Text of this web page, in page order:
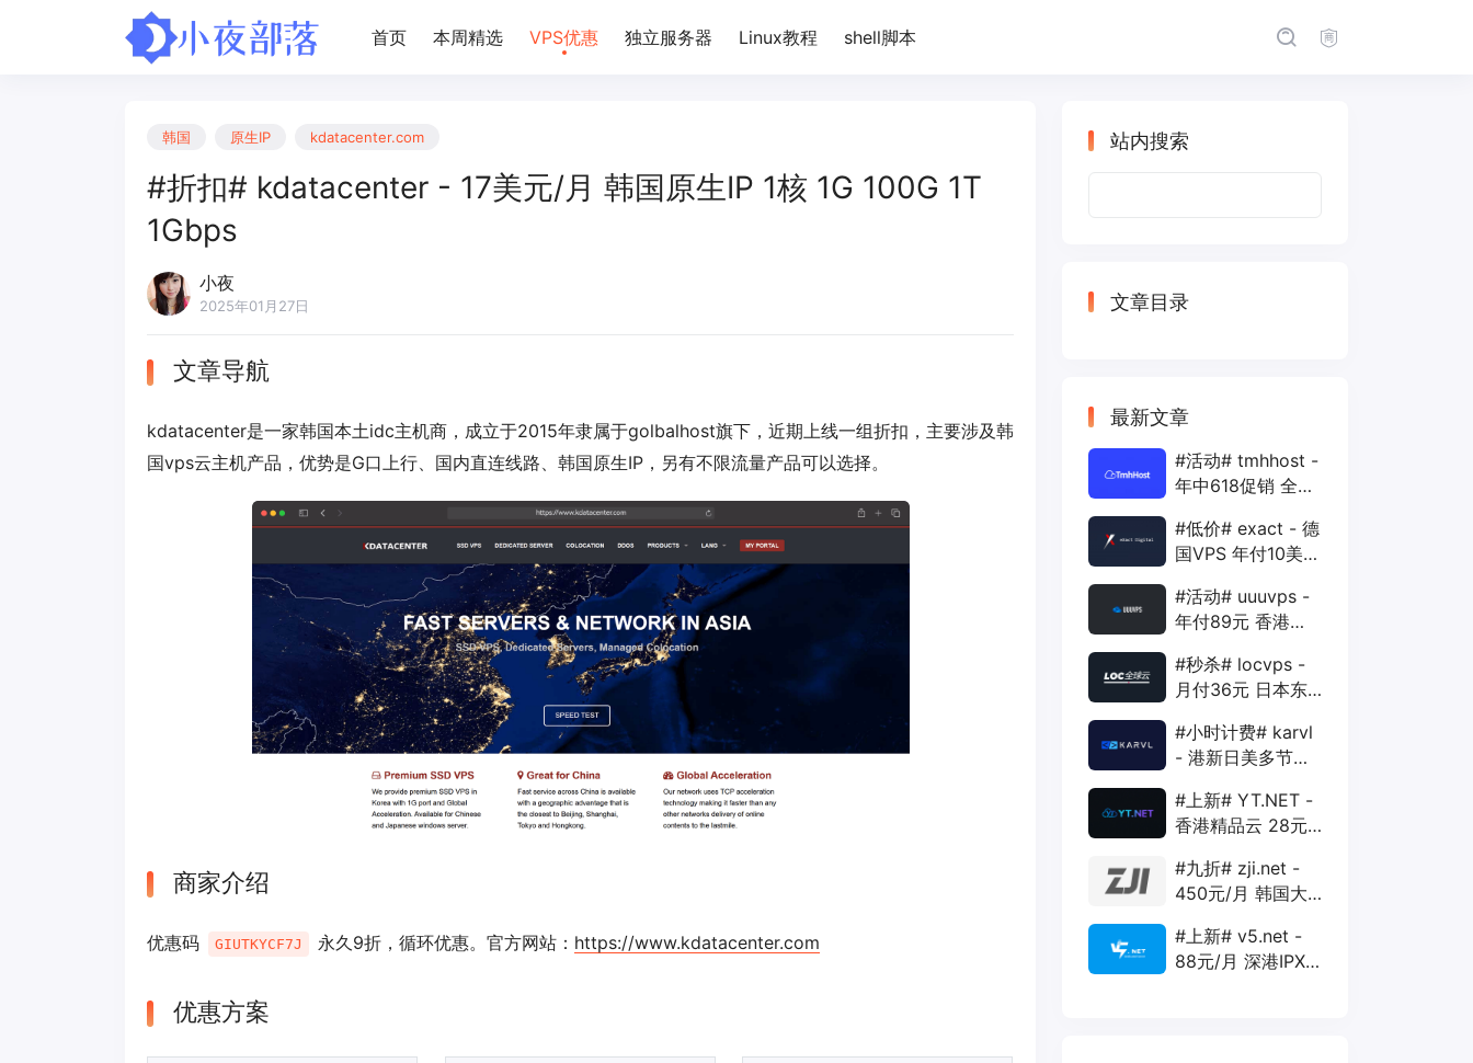
首页 本周精选 VPS优惠 独立服务器 Linux教程 shell脚本
韩国 原生IP kdatacenter.com
#折扣# kdatacenter - 17美元/月 韩国原生IP 1核 1G 100G 1T
1Gbps
小夜
2025年01月27日
文章导航
kdatacenter是一家韩国本土idc主机商，成立于2015年隶属于golbalhost旗下，近期上线一组折扣，主要涉及韩
国vps云主机产品，优势是G口上行、国内直连线路、韩国原生IP，另有不限流量产品可以选择。
商家介绍
优惠码 GIUTKYCF7J 永久9折，循环优惠。官方网站： https://www.kdatacenter.com
优惠方案
站内搜索
文章目录
最新文章
#活动# tmhhost -
年中618促销 全场
年付VPS
#低价# exact - 德
国VPS 年付10美元
1Gbps
#活动# uuuvps -
年付89元 香港
400G 30M
#秒杀# locvps -
月付36元 日本东
40G 1T 450Mbps
#小时计费# karvl
- 港新日美多节点
20G 5T 1Gbps
#上新# YT.NET -
香港精品云 28元/
AS10099+移动
CMI
#九折# zji.net -
450元/月 韩国大
优化和纯国际线路
#上新# v5.net -
88元/月 深港IPX